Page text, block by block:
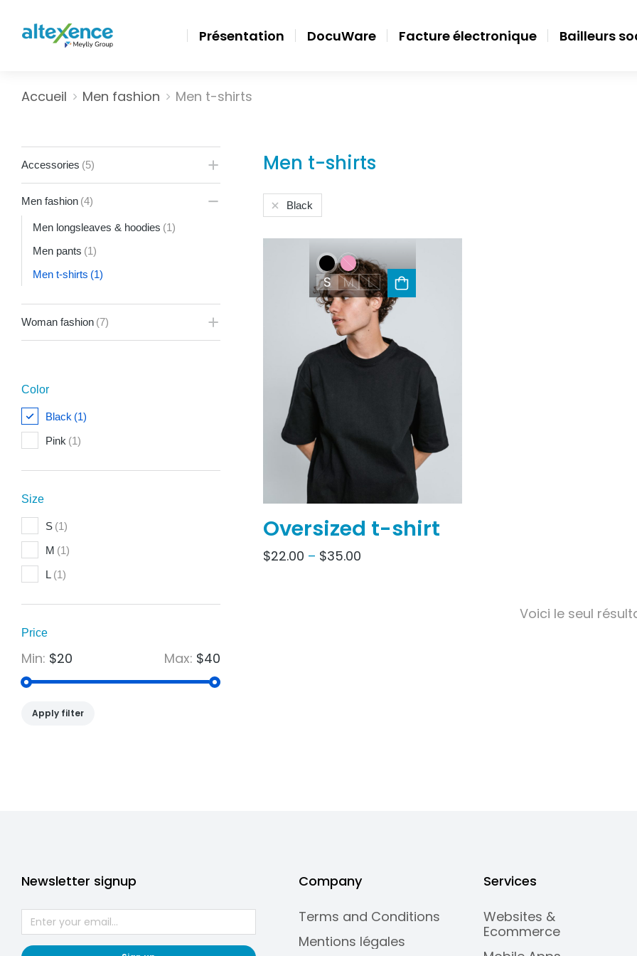
Présentation DocuWare Facture électronique Bailleurs
Vous êtes ici :
Accueil Men fashion Men t-shirts
Accessories (5)
Men fashion (4)
Men longsleaves & hoodies (1)
Men pants (1)
Men t-shirts (1)
Woman fashion (7)
Color
Black (1)
Pink (1)
Size
S (1)
M (1)
L (1)
Price
Min: $20 Max: $40
Apply filter
Men t-shirts
Black
S M L
Oversized t-shirt
$22.00 – $35.00
Voici le seul
Newsletter signup
Company
Terms and Conditions
Mentions légales
Services
Websites &
Ecommerce